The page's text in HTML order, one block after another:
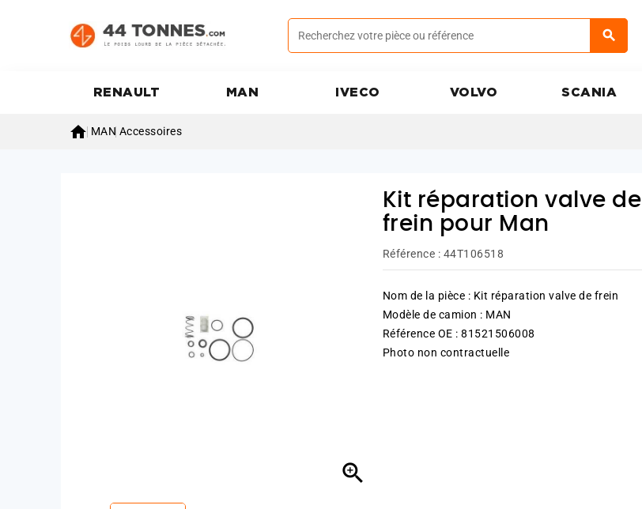
RENAULT MAN IVECO VOLVO SCANIA
 MAN Accessoires

Kit réparation valve de
frein pour Man
Référence : 44T106518
Nom de la pièce : Kit réparation valve de frein
Modèle de camion : MAN
Référence OE : 81521506008
Photo non contractuelle